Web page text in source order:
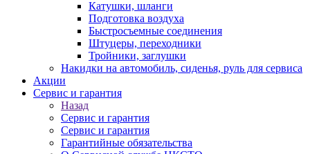
Катушки, шланги
Подготовка воздуха
Быстросъемные соединения
Штуцеры, переходники
Тройники, заглушки
Накидки на автомобиль, сиденья, руль для сервиса
Акции
Сервис и гарантия
Назад
Сервис и гарантия
Сервис и гарантия
Гарантийные обязательства